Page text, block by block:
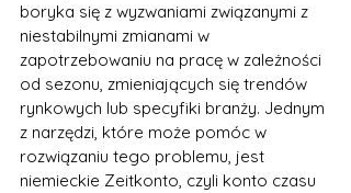
boryka się z wyzwaniami związanymi z
niestabilnymi zmianami w
zapotrzebowaniu na pracę w zależności
od sezonu, zmieniających się trendów
rynkowych lub specyfiki branży. Jednym
z narzędzi, które może pomóc w
rozwiązaniu tego problemu, jest
niemieckie Zeitkonto, czyli konto czasu